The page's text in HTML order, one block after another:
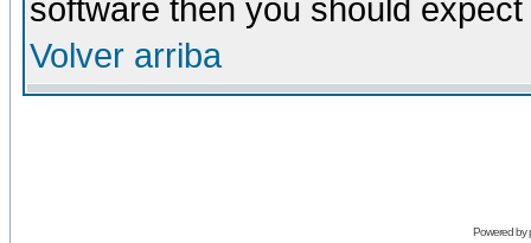
software then you should
Volver arriba
Powered by